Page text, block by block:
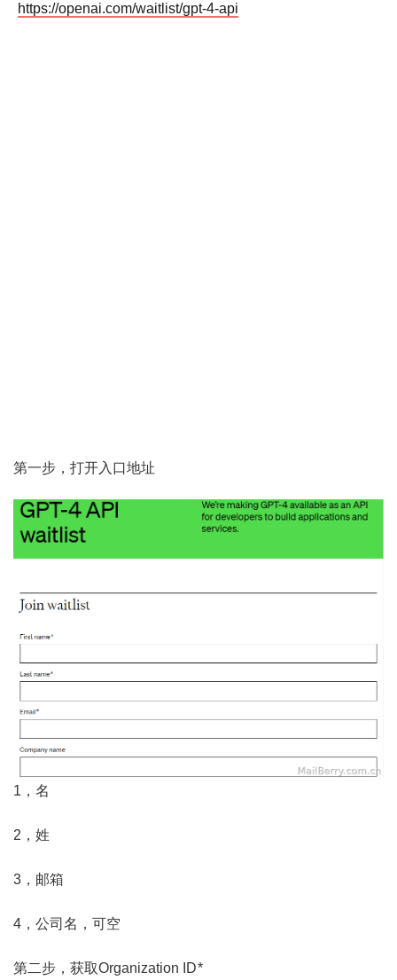
https://openai.com/waitlist/gpt-4-api
第一步，打开入口地址
1，名
2，姓
3，邮箱
4，公司名，可空
第二步，获取Organization ID *